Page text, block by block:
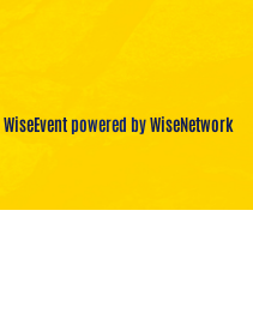
WiseEventpowered byWiseNetwork